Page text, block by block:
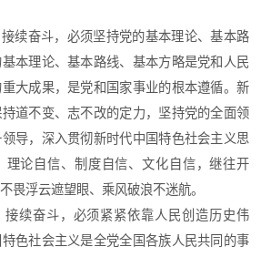
奋斗，必须坚持党的基本理论、基本路
本理论、基本路线、基本方略是党和人民
大成果，是党和国家事业的根本遵循。新
道不变、志不改的定力，坚持党的全面领
导，深入贯彻新时代中国特色社会主义思
理论自信、制度自信、文化自信，继往开
畏浮云遮望眼、乘风破浪不迷航。
奋斗，必须紧紧依靠人民创造历史伟
色社会主义是全党全国各族人民共同的事